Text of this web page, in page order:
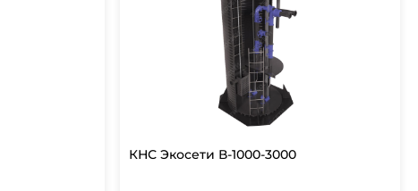
КНС Экосети В-1000-3000